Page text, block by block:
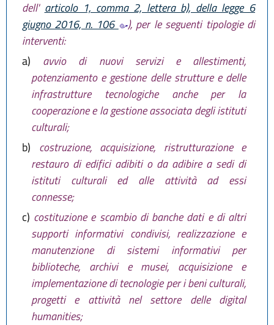
dell' articolo 1, comma 2, lettera b), della legge 6
giugno 2016, n. 106
), per le seguenti tipologie di
interventi:
a)
avvio di nuovi servizi e allestimenti,
potenziamento e gestione delle strutture e delle
infrastrutture tecnologiche anche per la
cooperazione e la gestione associata degli istituti
culturali;
b) costruzione, acquisizione, ristrutturazione e
restauro di edifici adibiti o da adibire a sedi di
istituti culturali ed alle attività ad essi
connesse;
c) costituzione e scambio di banche dati e di altri
supporti informativi condivisi, realizzazione e
manutenzione di sistemi informativi per
biblioteche, archivi e musei, acquisizione e
implementazione di tecnologie per i beni culturali,
progetti e attività nel settore delle digital
humanities;